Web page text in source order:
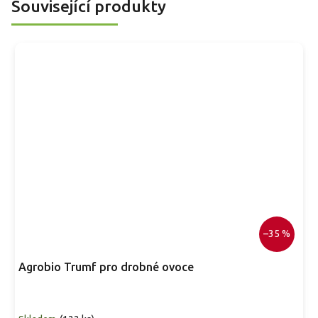
doplněk do zahrady či ovocného záhonu a potěší každého,
Související produkty
–35 %
Agrobio Trumf pro drobné ovoce